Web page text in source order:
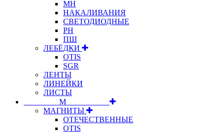
МН
НАКАЛИВАНИЯ
СВЕТОДИОДНЫЕ
РН
ПШ
ЛЕБЁДКИ
OTIS
SGR
ЛЕНТЫ
ЛИНЕЙКИ
ЛИСТЫ
⠀⠀⠀⠀⠀⠀М⠀⠀⠀⠀⠀⠀⠀
МАГНИТЫ
ОТЕЧЕСТВЕННЫЕ
OTIS